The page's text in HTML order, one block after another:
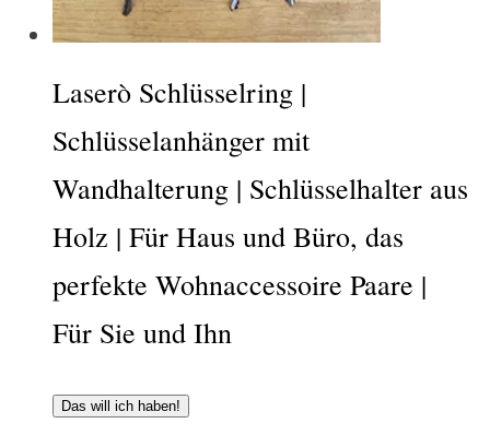
Laserò Schlüsselring |
Schlüsselanhänger mit
Wandhalterung | Schlüsselhalter aus
Holz | Für Haus und Büro, das
perfekte Wohnaccessoire Paare |
Für Sie und Ihn
Das will ich haben!